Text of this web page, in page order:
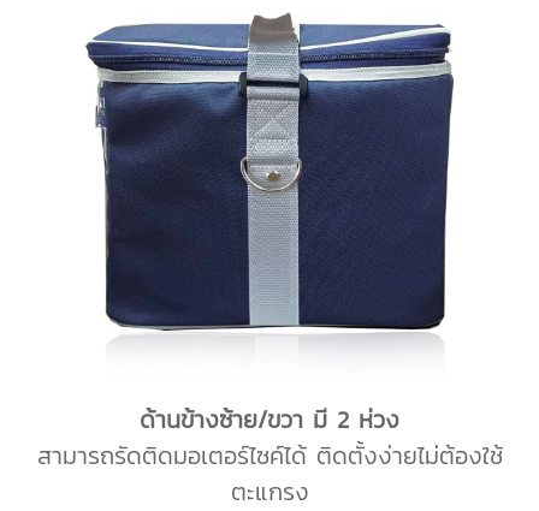
ด้านข้างซ้าย/ขวา มี 2 ห่วง
สามารถรัดติดมอเตอร์ไซค์ได้ ติดตั้งง่ายไม่ต้องใช้
ตะแกรง